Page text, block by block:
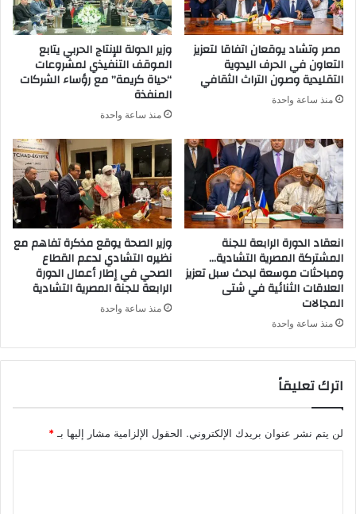
مصر وتشاد يوقعان اتفاقا لتعزيز
التعاون في الحرف اليدوية
التقليدية وصون التراث الثقافي
منذ ساعة واحدة
وزير الدولة للإنتاج الحربي يتابع
الموقف التنفيذي لمشروعات
“حياة كريمة” مع رؤساء الشركات
المنفذة
منذ ساعة واحدة
انعقاد الدورة الرابعة للجنة
المشتركة المصرية التشادية…
ومباحثات موسعة لبحث سبل تعزيز
العلاقات الثنائية في شتى
المجالات
منذ ساعة واحدة
وزير الصحة يوقع مذكرة تفاهم مع
نظيره التشادي لدعم القطاع
الصحي في إطار أعمال الدورة
الرابعة للجنة المصرية التشادية
منذ ساعة واحدة
اترك تعليقاً
لن يتم نشر عنوان بريدك الإلكتروني. الحقول الإلزامية مشار إليها بـ *